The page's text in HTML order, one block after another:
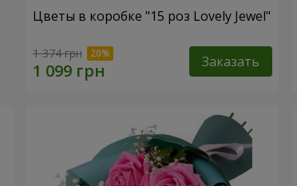
Цветы в коробке "15 роз Lovely Jewel"
1 374 грн Заказать